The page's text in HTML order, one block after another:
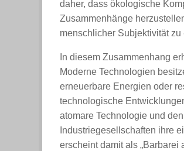
daher, dass ökologische
Zusammenhänge
menschlicher Subjektivität zu
In diesem Zusammenhang
Moderne Technologien
erneuerbare Energien oder
technologische
atomare Technologie und
Industriegesellschaften ihre
erscheint damit als „Barbarei